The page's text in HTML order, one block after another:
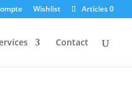
Wishlist Articles 0
Contact